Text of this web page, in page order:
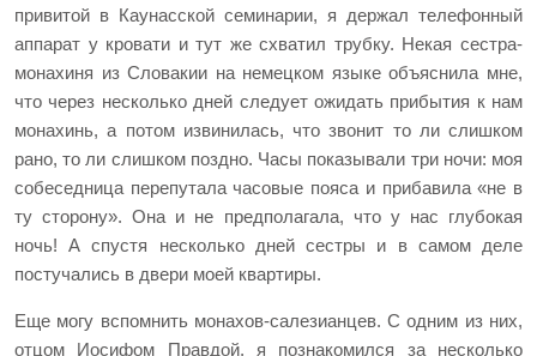
привитой в Каунасской семинарии, я держал телефонный
аппарат у кровати и тут же схватил трубку. Некая сестра-
монахиня из Словакии на немецком языке объяснила мне,
что через несколько дней следует ожидать прибытия к нам
монахинь, а потом извинилась, что звонит то ли слишком
рано, то ли слишком поздно. Часы показывали три ночи: моя
собеседница перепутала часовые пояса и прибавила «не в
ту сторону». Она и не предполагала, что у нас глубокая
ночь! А спустя несколько дней сестры и в самом деле
постучались в двери моей квартиры.
Еще могу вспомнить монахов-салезианцев. С одним из них,
отцом Иосифом Правдой, я познакомился за несколько